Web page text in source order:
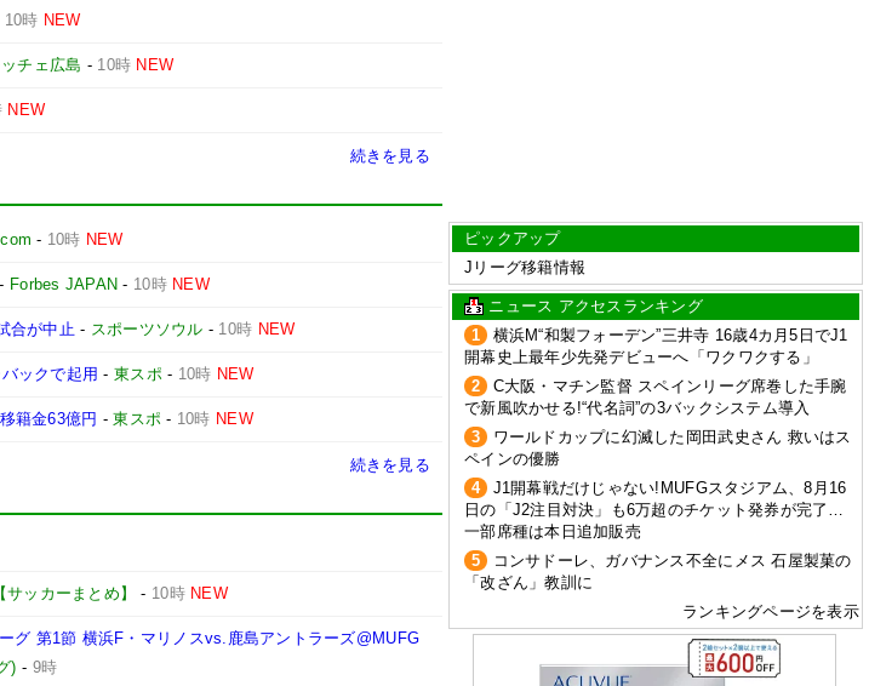
10時 NEW
チェ広島 - 10時 NEW
NEW
続きを見る
- 10時 NEW
- Forbes JAPAN - 10時 NEW
合が中止 - スポーツソウル - 10時 NEW
ックで起用 -東スポ- 10時 NEW
籍金63億円 -東スポ - 10時 NEW
続きを見る
ッカーまとめ】 - 10時 NEW
グ 第1節 横浜F・マリノスvs.鹿島アントラーズ@MUFG
) - 9時
ピックアップ
Jリーグ移籍情報
ニュース アクセスランキング
1
横浜M“和製フォーデン”三井寺 16歳4カ月5日でJ1
開幕史上最年少先発デビューへ「ワクワクする」
2
C大阪・マチン監督 スペインリーグ席巻した手腕
で新風吹かせる!“代名詞”の3バックシステム導入
3
ワールドカップに幻滅した岡田武史さん 救いはス
ペインの優勝
4
J1開幕戦だけじゃない!MUFGスタジアム、8月16
日の「J2注目対決」も6万超のチケット発券が完了…
一部席種は本日追加販売
5
コンサドーレ、ガバナンス不全にメス 石屋製菓の
「改ざん」教訓に
ランキングページを表示